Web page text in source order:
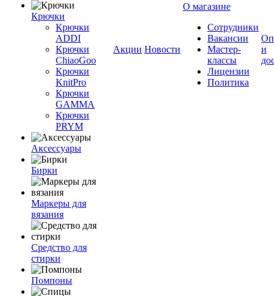
Крючки
Крючки
ADDI
Крючки
ChiaoGoo
Крючки
KnitPro
Крючки
GAMMA
Крючки
PRYM
Аксессуары
Бирки
Маркеры для
вязания
Средство для
стирки
Помпоны
Акции Новости
О магазине
Сотрудники
Вакансии
Мастер-
классы
Лицензии
Политика
и